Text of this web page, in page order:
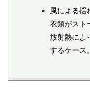
風による揺
衣類がスト
放射熱によ
するケース。